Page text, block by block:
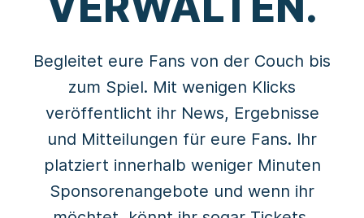
Begleitet eure Fans von der Couch bis
zum Spiel. Mit wenigen Klicks
veröffentlicht ihr News, Ergebnisse
und Mitteilungen für eure Fans. Ihr
platziert innerhalb weniger Minuten
Sponsorenangebote und wenn ihr